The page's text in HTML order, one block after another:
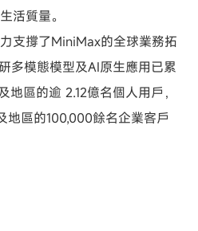
活質量。
支撐了MiniMax的全球業務拓
多模態模型及AI原生應用已累
區的逾 2.12億名個人用戶，
地區的100,000餘名企業客戶